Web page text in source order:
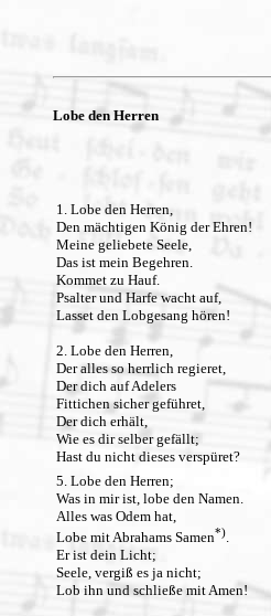
Lobe den Herren
1. Lobe den Herren,
Den mächtigen König der Ehren!
Meine geliebete Seele,
Das ist mein Begehren.
Kommet zu Hauf.
Psalter und Harfe wacht auf,
Lasset den Lobgesang hören!
2. Lobe den Herren,
Der alles so herrlich regieret,
Der dich auf Adelers
Fittichen sicher geführet,
Der dich erhält,
Wie es dir selber gefällt;
Hast du nicht dieses verspüret?
5. Lobe den Herren;
Was in mir ist, lobe den Namen.
Alles was Odem hat,
Lobe mit Abrahams Samen*).
Er ist dein Licht;
Seele, vergiß es ja nicht;
Lob ihn und schließe mit Amen!